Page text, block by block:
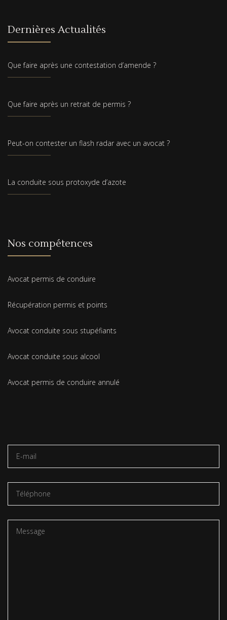
Dernières Actualités
Que faire après une contestation d’amende ?
Que faire après un retrait de permis ?
Peut-on contester un flash radar avec un avocat ?
La conduite sous protoxyde d’azote
Nos compétences
Avocat permis de conduire
Récupération permis et points
Avocat conduite sous stupéfiants
Avocat conduite sous alcool
Avocat permis de conduire annulé